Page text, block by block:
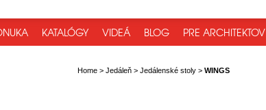
KATALÓGY VIDEÁ BLOG PRE ARCHITEKTOV
Home > Jedáleň > Jedálenské stoly > WINGS